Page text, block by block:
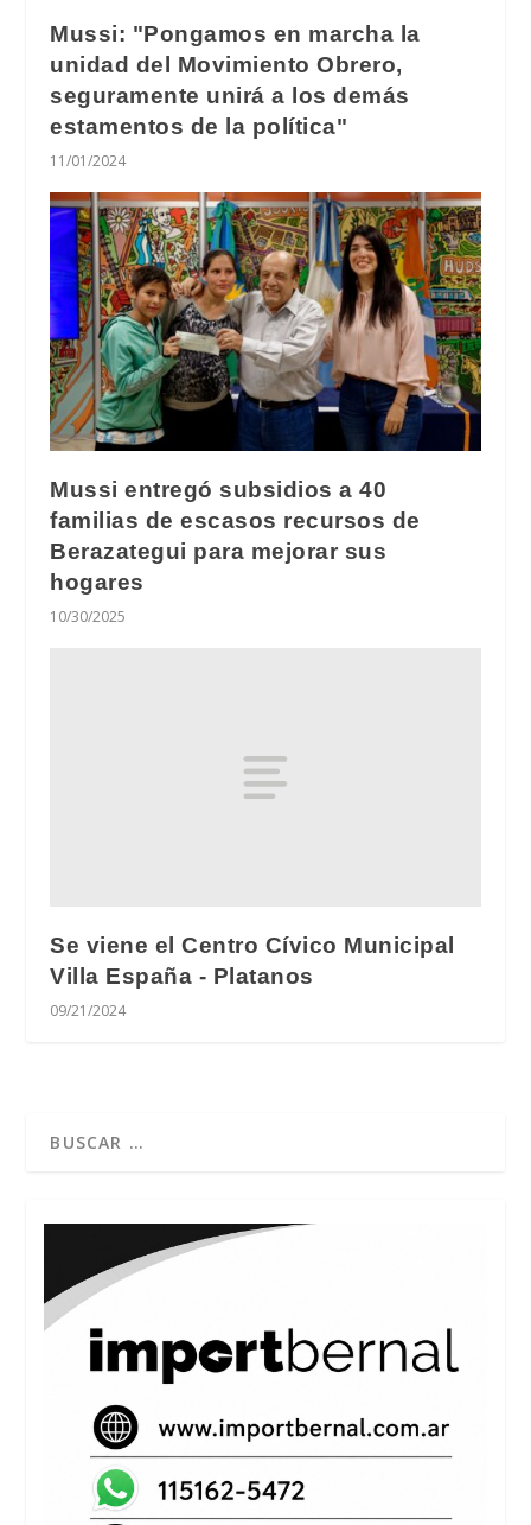
Mussi: "Pongamos en marcha la
unidad del Movimiento Obrero,
seguramente unirá a los demás
estamentos de la política"
11/01/2024
Mussi entregó subsidios a 40
familias de escasos recursos de
Berazategui para mejorar sus
hogares
10/30/2025
Se viene el Centro Cívico Municipal
Villa España - Platanos
09/21/2024